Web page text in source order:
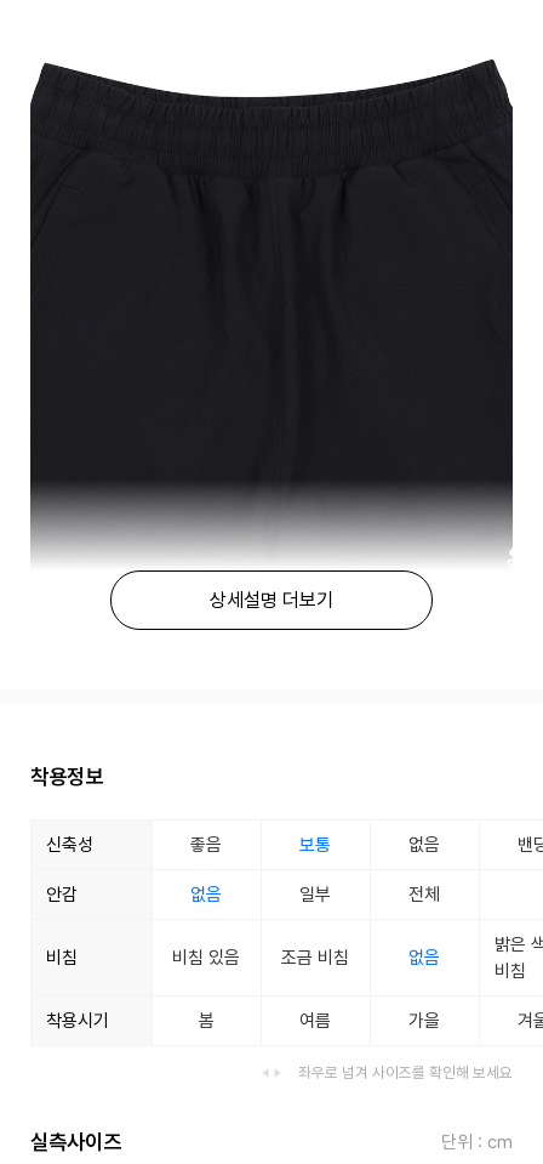
상세설명 더보기
착용정보
신축성 좋음 보통 없음 밴
안감 없음 일부 전체
비침 비침 있음 조금 비침 없음
밝은
비침
착용시기 봄 여름 가을 겨
좌우로 넘겨 사이즈를 확인해 보세요
실측사이즈
단위 : cm